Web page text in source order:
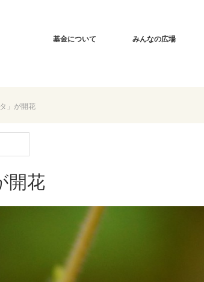
基金について みんなの広場
」が開花
開花